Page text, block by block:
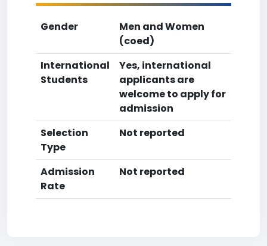
Gender
Men and Women
(coed)
International
Students
Yes, international
applicants are
welcome to apply for
admission
Selection
Type
Not reported
Admission
Rate
Not reported